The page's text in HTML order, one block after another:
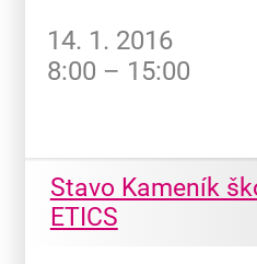
14. 1. 2016
8:00 – 15:00
Stavo Kameník
ETICS